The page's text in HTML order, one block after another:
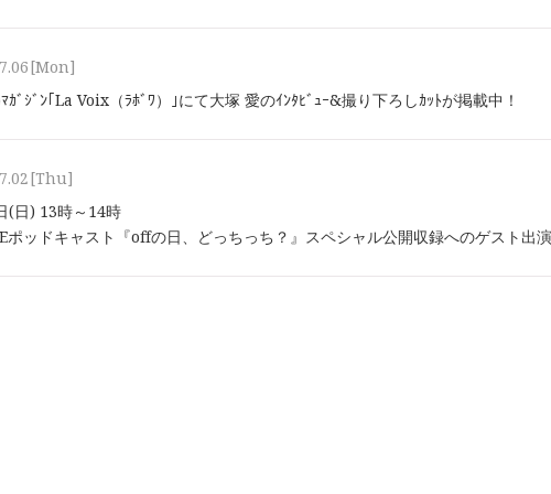
[Mon]
ｶﾞｼﾞﾝ｢La Voix（ﾗﾎﾞﾜ）｣にて大塚 愛のｲﾝﾀﾋﾞｭｰ&撮り下ろしｶｯﾄが掲載中！
[Thu]
(日) 13時～14時
ポッドキャスト『offの日、どっちっち？』スペシャル公開収録へのゲスト出演